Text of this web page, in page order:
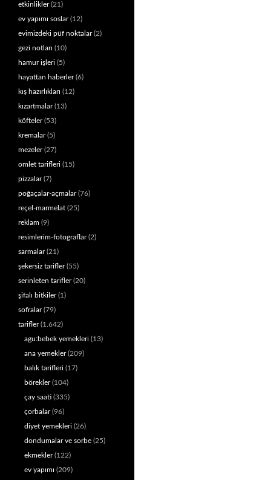
etkinlikler(21)
ev yapımı soslar(12)
evimizdeki püf noktalar(2)
gezi notları (10)
hamur işleri (5)
hayattan haberler(6)
kış hazırlıkları (12)
kızartmalar(13)
köfteler(53)
kremalar(5)
mezeler(27)
omlet tarifleri (15)
pizzalar(7)
poğaçalar-açmalar(76)
reçel-marmelat (25)
reklam (9)
resimlerim-fotograflar(2)
sarmalar(21)
şekersiz tarifler(55)
serinleten tarifler(20)
şifalı bitkiler(1)
sofralar(79)
tarifler(1.642)
agu:bebek yemekleri (13)
ana yemekler(209)
balık tarifleri (17)
börekler(104)
çay saati (335)
çorbalar(96)
diyet yemekleri (26)
dondumalar ve sorbe (25)
ekmekler(122)
ev yapımı (209)